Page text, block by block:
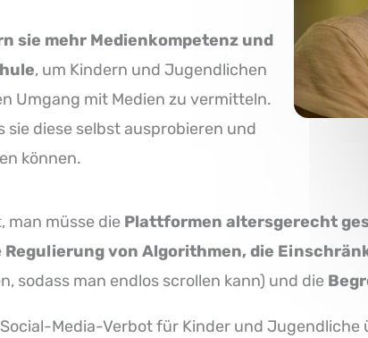
sie mehr Medienkompetenz und
, um Kindern und Jugendlichen
Umgang mit Medien zu vermitteln.
sie diese selbst ausprobieren und
können.
man müsse die Plattformen altersgerecht
Regulierung von Algorithmen, die
sodass man endlos scrollen kann) und die
Social-Media-Verbot für Kinder und